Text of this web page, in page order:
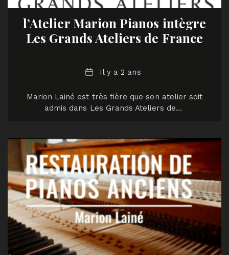
l’Atelier Marion Pianos intègre
Les Grands Ateliers de France
DateIl y a 2 ans
Marion Lainé est très fière que son atelier soit
admis dans Les Grands Ateliers de…